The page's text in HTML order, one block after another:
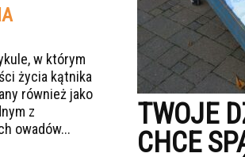
w którym
życia kątnika
również jako
z
owadów...
TWOJE
CHCE